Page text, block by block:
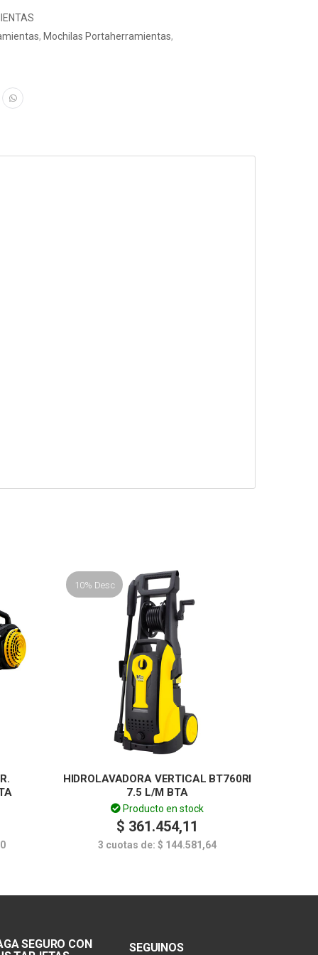
, Mochilas Portaherramientas,
10% Desc
HIDROLAVADORA VERTICAL BT760RI
7.5 L/M BTA
Producto en stock
$ 361.454,11
3 cuotas de: $ 144.581,64
SEGURO CON
SEGUINOS